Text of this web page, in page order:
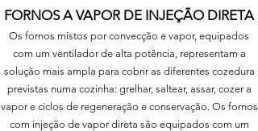
FORNOS A VAPOR DE INJEÇÃO DIRETA
Os fornos mistos por convecção e vapor, equipados
com um ventilador de alta potência, representam a
solução mais ampla para cobrir as diferentes cozedura
previstas numa cozinha: grelhar, saltear, assar, cozer a
vapor e ciclos de regeneração e conservação. Os fornos
com injeção de vapor direta são equipados com um